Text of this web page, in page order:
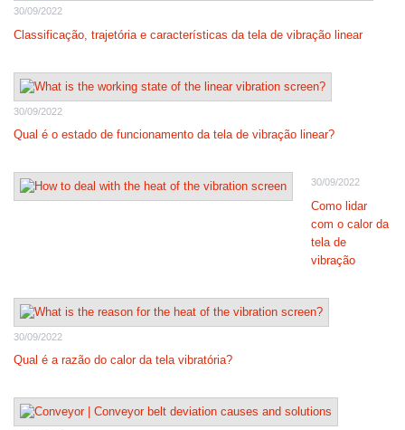
30/09/2022
Classificação, trajetória e características da tela de vibração linear
30/09/2022
Qual é o estado de funcionamento da tela de vibração linear?
30/09/2022
Como lidar
com o calor da
tela de
vibração
30/09/2022
Qual é a razão do calor da tela vibratória?